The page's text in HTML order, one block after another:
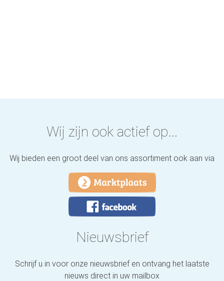
Wij zijn ook actief op...
Wij bieden een groot deel van ons assortiment ook aan via
Nieuwsbrief
Schrijf u in voor onze nieuwsbrief en ontvang het laatste
nieuws direct in uw mailbox